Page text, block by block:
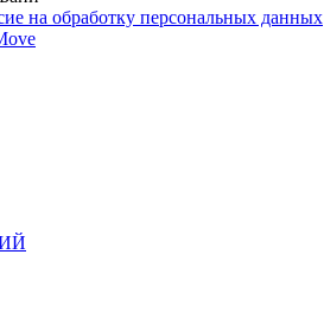
на обработку персональных данных